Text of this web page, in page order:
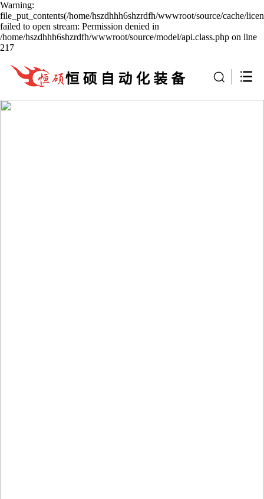
Warning:
file_put_contents(/home/hszdhhh6shzrdfh/wwwroot/source/cache/
failed to open stream: Permission denied in
/home/hszdhhh6shzrdfh/wwwroot/source/model/api.class.php on line
217